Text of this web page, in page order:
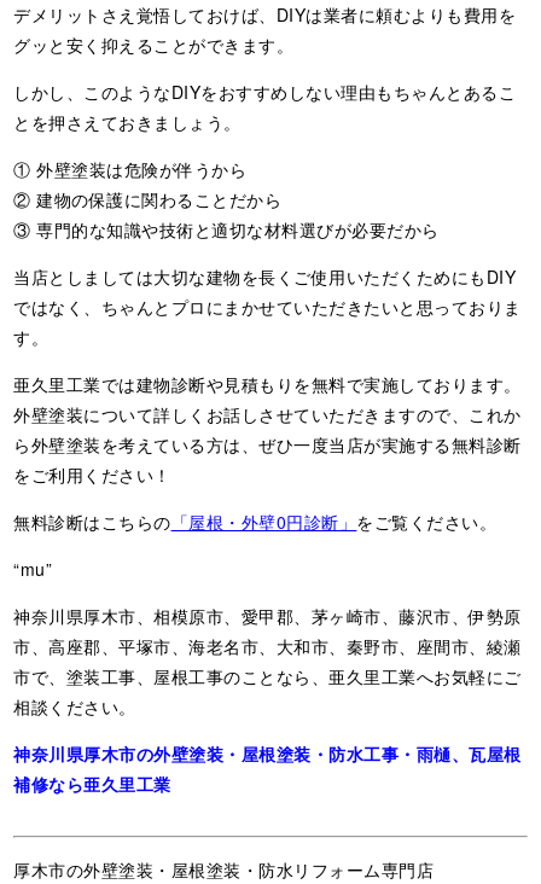
デメリットさえ覚悟しておけば、DIYは業者に頼むよりも費用を
グッと安く抑えることができます。
しかし、このようなDIYをおすすめしない理由もちゃんとあるこ
とを押さえておきましょう。
① 外壁塗装は危険が伴うから
② 建物の保護に関わることだから
③ 専門的な知識や技術と適切な材料選びが必要だから
当店としましては大切な建物を長くご使用いただくためにもDIY
ではなく、ちゃんとプロにまかせていただきたいと思っておりま
す。
亜久里工業では建物診断や見積もりを無料で実施しております。
外壁塗装について詳しくお話しさせていただきますので、これか
ら外壁塗装を考えている方は、ぜひ一度当店が実施する無料診断
をご利用ください！
無料診断はこちらの 「屋根・外壁0円診断」 をご覧ください。
“mu”
神奈川県厚木市、相模原市、愛甲郡、茅ヶ崎市、藤沢市、伊勢原
市、高座郡、平塚市、海老名市、大和市、秦野市、座間市、綾瀬
市で、塗装工事、屋根工事のことなら、亜久里工業へお気軽にご
相談ください。
神奈川県厚木市の外壁塗装・屋根塗装・防水工事・雨樋、瓦屋根
補修なら亜久里工業
厚木市の外壁塗装・屋根塗装・防水リフォーム専門店